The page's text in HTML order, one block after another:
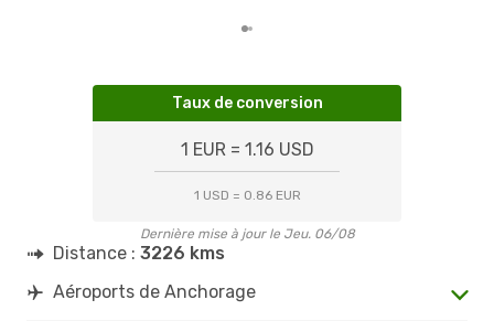
Taux de conversion
1 EUR = 1.16 USD
1 USD = 0.86 EUR
Dernière mise à jour le Jeu. 06/08
Distance : 3226 kms
Aéroports de Anchorage